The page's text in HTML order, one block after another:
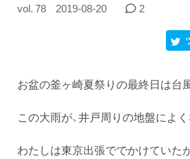
vol. 78 2019-08-20 2
お盆の釜ヶ崎夏祭りの最終日は台
この大雨が、井戸周りの地盤によく
わたしは東京出張ででかけていた